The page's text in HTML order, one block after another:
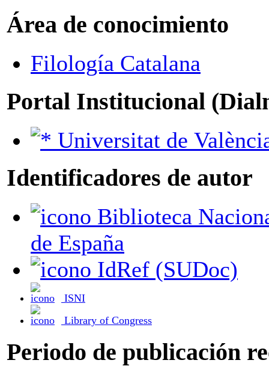
Área de conocimiento
Filología Catalana
Portal Institucional
Universitat de
Identificadores de autor
de España
IdRef (SUDoc)
ISNI
Library of Congress
Periodo de publicación